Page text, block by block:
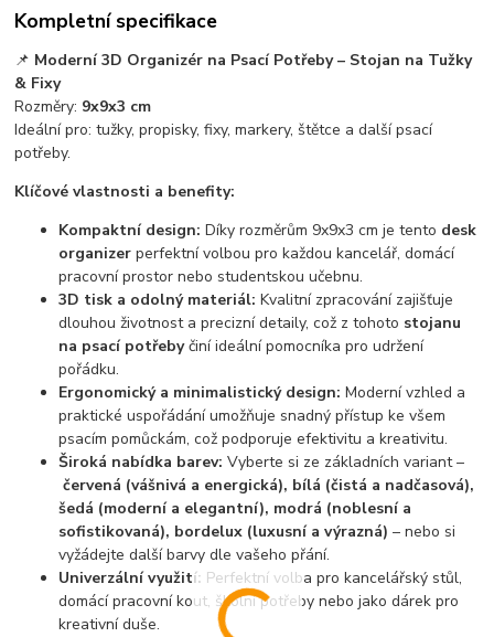
Kompletní specifikace
📌 Moderní 3D Organizér na Psací Potřeby – Stojan na Tužky
& Fixy
Rozměry: 9x9x3 cm
Ideální pro: tužky, propisky, fixy, markery, štětce a další psací
potřeby.
Klíčové vlastnosti a benefity:
Kompaktní design: Díky rozměrům 9x9x3 cm je tento desk
organizer perfektní volbou pro každou kancelář, domácí
pracovní prostor nebo studentskou učebnu.
3D tisk a odolný materiál: Kvalitní zpracování zajišťuje
dlouhou životnost a precizní detaily, což z tohoto stojanu
na psací potřebyčiní ideální pomocníka pro udržení
pořádku.
Ergonomický a minimalistický design: Moderní vzhled a
praktické uspořádání umožňuje snadný přístup ke všem
psacím pomůckám, což podporuje efektivitu a kreativitu.
Široká nabídka barev: Vyberte si ze základních variant –
červená (vášnivá a energická), bílá (čistá a nadčasová),
šedá (moderní a elegantní), modrá (noblesní a
sofistikovaná), bordelux (luxusní a výrazná) – nebo si
vyžádejte další barvy dle vašeho přání.
Univerzální využití: Perfektní volba pro kancelářský stůl,
domácí pracovní kout, školní potřeby nebo jako dárek pro
kreativní duše.